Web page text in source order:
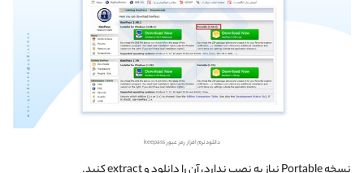
دانلود نرم افزار رمز عبور keepass